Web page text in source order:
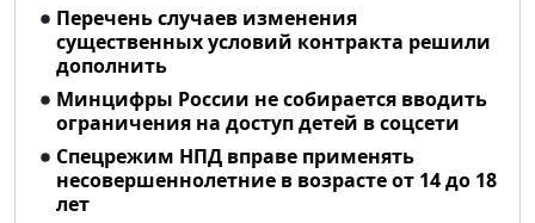
Перечень случаев изменения
существенных условий контракта решили
дополнить
Минцифры России не собирается вводить
ограничения на доступ детей в соцсети
Спецрежим НПД вправе применять
несовершеннолетние в возрасте от 14 до 18
лет